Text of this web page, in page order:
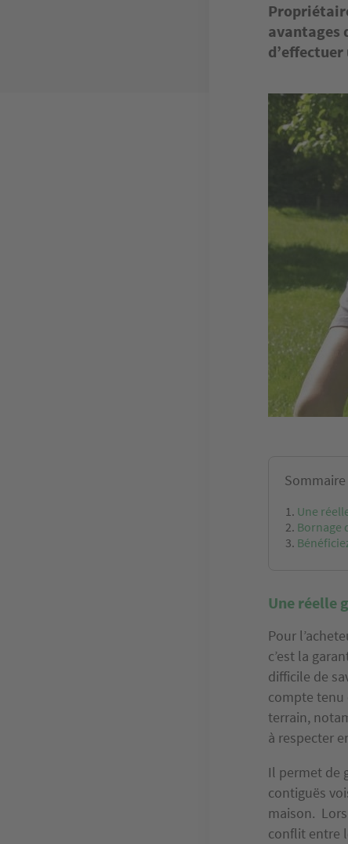
avantages
d’effectuer
Image
Sommaire
Une
Bornage
Une réelle
Pour
c’est la
difficile de
compte tenu
terrain,
à respecter
Il permet de
contiguës
maison.
conflit entre